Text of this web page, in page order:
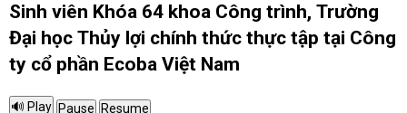
Sinh viên Khóa 64 khoa Công trình, Trường
Đại học Thủy lợi chính thức thực tập tại Công
ty cổ phần Ecoba Việt Nam